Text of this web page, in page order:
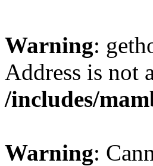
Warning:
Address is not
/includes/
Warning: